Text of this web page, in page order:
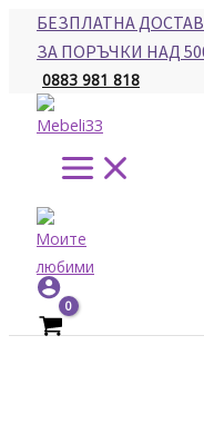
content
БЕЗПЛАТНА
ЗА ПОРЪЧКИ НАД
0883 981 818
Main
Menu